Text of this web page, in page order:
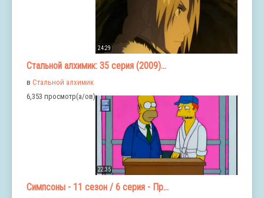
24:29
Стальной алхимик: 35 серия (2009)...
в Стальной алхимик
6,353 просмотр(а/ов)
22:35
Симпсоны - 11 сезон / 6 серия - Пр...